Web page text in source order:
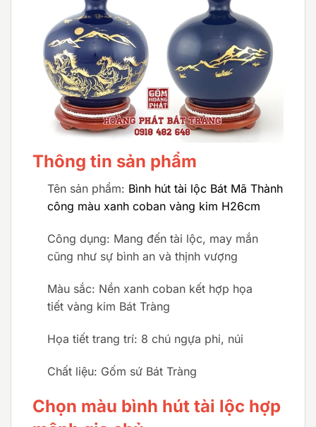
Thông tin sản phẩm
Tên sản phẩm: Bình hút tài lộc Bát Mã Thành
công màu xanh coban vàng kim H26cm
Công dụng: Mang đến tài lộc, may mắn
cũng như sự bình an và thịnh vượng
Màu sắc: Nền xanh coban kết hợp họa
tiết vàng kim Bát Tràng
Họa tiết trang trí: 8 chú ngựa phi, núi
Chất liệu: Gốm sứ Bát Tràng
Chọn màu bình hút tài lộc hợp